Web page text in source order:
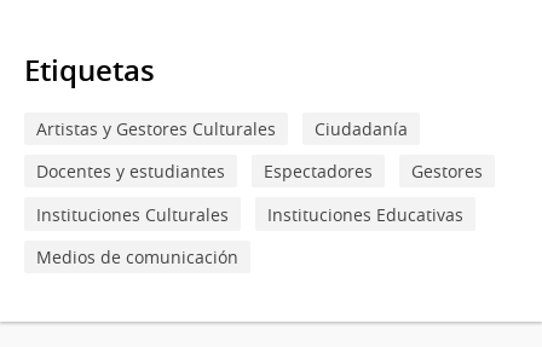
Etiquetas
Artistas y Gestores Culturales
Ciudadanía
Docentes y estudiantes
Espectadores
Gestores
Instituciones Culturales
Instituciones Educativas
Medios de comunicación